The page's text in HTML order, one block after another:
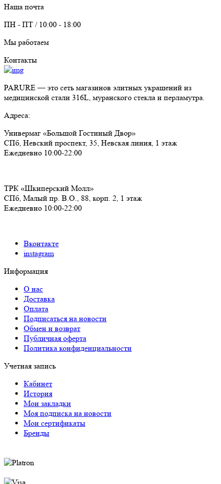
Наша почта
ПН - ПТ / 10:00 - 18:00
Мы работаем
Контакты
PARURE— это сеть магазинов элитных украшений из
медицинской стали 316L, муранского стекла и перламутра.
Адреса:
Универмаг «Большой Гостиный Двор»
СПб, Невский проспект, 35, Невская линия, 1 этаж
Ежедневно 10:00-22:00
ТРК «Шкиперский Молл»
СПб, Малый пр. В.О., 88, корп. 2, 1 этаж
Ежедневно 10:00-22:00
Вконтакте
instagram
Информация
О нас
Доставка
Оплата
Подписаться на новости
Обмен и возврат
Публичная оферта
Политика конфиденциальности
Учетная запись
Кабинет
История
Мои закладки
Моя подписка на новости
Мои сертификаты
Бренды